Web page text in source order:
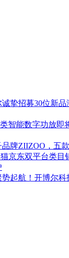
挚招募30位新
智能数字功放即
牌ZIIZOO，五
猫京东双平台类
起航！开博尔